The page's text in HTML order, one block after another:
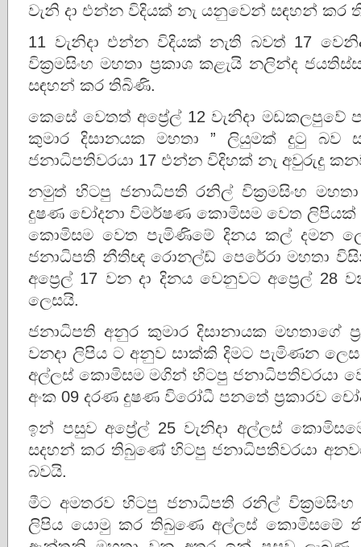
වැනි දා එන්න විදියක් නැ යනුවෙන් සඳහන් කර
11 වැනිදා එන්න විදියක් නැති බවත් 17
වික්‍රමසිංහ මහතා ප්‍රකාශ කළැයි නලින්ද
සඳහන් කර තිබිණි.
කෙසේ වෙතත් අප්‍රේල් 12 වැනිදා මඩකලපුවේ
කුමාර දිසානයක මහතා ” ලියුමක් දුටු බව
ජනාධිපතිවරයා 17 එන්න විදිහක් නැ අවුරුදු
නමුත් හිටපු ජනාධිපති රනිල් වික්‍රමසිංහ
දුෂණ චෝදනා විමර්ෂණ කොමිසම වෙත ලිපියක්
කොමිසම වෙත පැමිණිමේ දිනය කල් දමන
ජනාධිපති නීතිඥ රොනල්ඩ් පෙරේරා මහතා
අප්‍රෙල් 17 වන දා දිනය වෙනුවට අප්‍රෙල් 28
ලෙසයි.
ජනාධිපති අනුර කුමාර දිසානායක මහතාගේ
වනදා ලිපිය ට අනුව සාක්කි දිමට පැමිණන ලෙස
අල්ලස් කොමිසම මගින් හිටපු ජනාධිපතිවරයා
අංක 09 දරණ දුෂණ විරෝධී පනතේ ප්‍රකාරව
ඉන් පසුව අප්‍රේල් 25 වැනිදා අල්ලස්
සදහන් කර තිබුණේ හිටපු ජනාධිපතිවරයා
බවයි.
මීට අමතරව හිටපු ජනාධිපති රනිල් වික්‍රමසිංහ
ලිපිය යොමු කර තිබුණෙ අල්ලස් කොමිසමේ